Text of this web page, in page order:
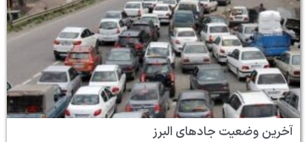
آخرین وضعیت جادهای البرز